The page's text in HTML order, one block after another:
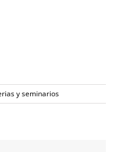
y seminarios